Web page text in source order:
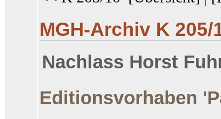
MGH-Archiv K 205/
Nachlass Horst
Editionsvorhaben